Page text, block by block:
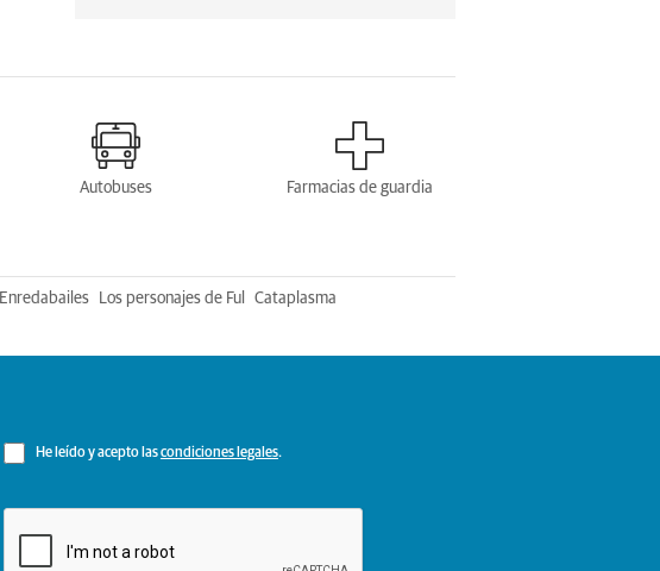
Autobuses Farmacias de guardia
Enredabailes Los personajes de Ful Cataplasma
He leído y acepto lascondiciones legales.